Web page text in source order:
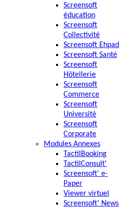
Screensoft
éducation
Screensoft
Collectivité
Screensoft Ehpad
Screensoft Santé
Screensoft
Hôtellerie
Screensoft
Commerce
Screensoft
Université
Screensoft
Corporate
Modules Annexes
TactilBooking
TactilConsult'
Screensoft' e-
Paper
Viewer virtuel
Screensoft' News